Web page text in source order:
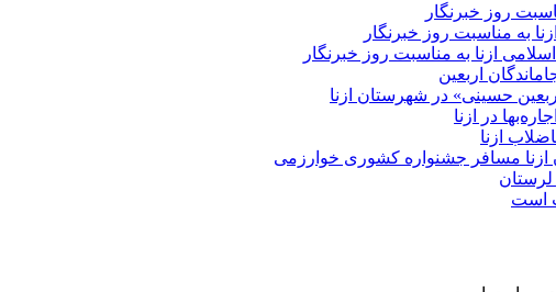
روز خبرنگار
به مناسبت روز خبرنگار
ازنا به مناسبت روز خبرنگار
اربعین
حسینی» در شهرستان ازنا
در ازنا
ازنا
مسافر جشنواره کشوری خوارزمی
لرستان
است